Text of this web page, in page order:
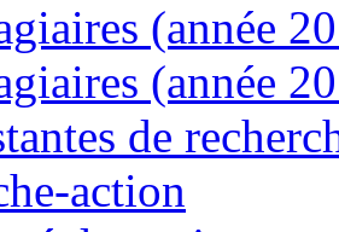
(année
(année
de
action